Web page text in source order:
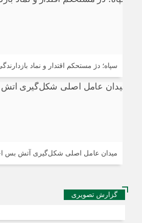
سپاه؛ دژ مستحکم اقتدار و نماد
میدان عامل اصلی شکل‌گیری آتش بس
گزارش تصویری